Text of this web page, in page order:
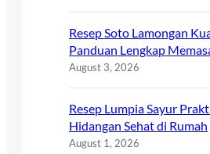
Resep Soto Lamongan
Panduan Lengkap
August 3, 2026
Resep Lumpia Sayur
Hidangan Sehat di Rumah
August 1, 2026